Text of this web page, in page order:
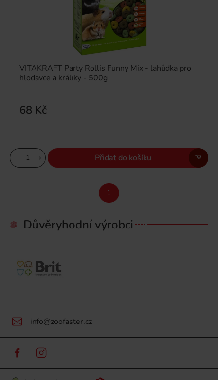
VITAKRAFT Party Rollis Funny Mix - lahůdka pro
hlodavce a králíky - 500g
68 Kč
Přidat do košíku
1
Důvěryhodní výrobci
info@zoofaster.cz